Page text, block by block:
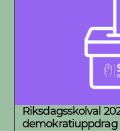
Riksdagsskolval
demokratiuppdrag